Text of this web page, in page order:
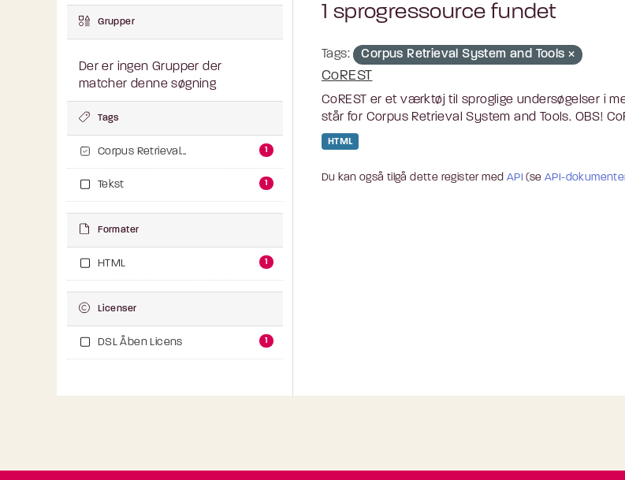
Grupper
Der er ingen Grupper der
matcher denne søgning
Tags
Corpus Retrieval... 1
Tekst 1
Formater
HTML 1
Licenser
DSL Åben Licens 1
1 sprogressource fundet
Tags: Corpus Retrieval System and Tools
CoREST
CoREST er et værktøj til sproglige undersøgelser i
står for Corpus Retrieval System and Tools. OBS!
HTML
Du kan også tilgå dette register med API (seAPI-